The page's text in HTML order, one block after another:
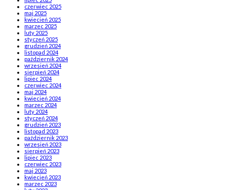
czerwiec 2025
maj 2025
kwiecień 2025
marzec 2025
luty 2025
styczeń 2025
grudzień 2024
listopad 2024
październik 2024
wrzesień 2024
sierpień 2024
lipiec 2024
czerwiec 2024
maj 2024
kwiecień 2024
marzec 2024
luty 2024
styczeń 2024
grudzień 2023
listopad 2023
październik 2023
wrzesień 2023
sierpień 2023
lipiec 2023
czerwiec 2023
maj 2023
kwiecień 2023
marzec 2023